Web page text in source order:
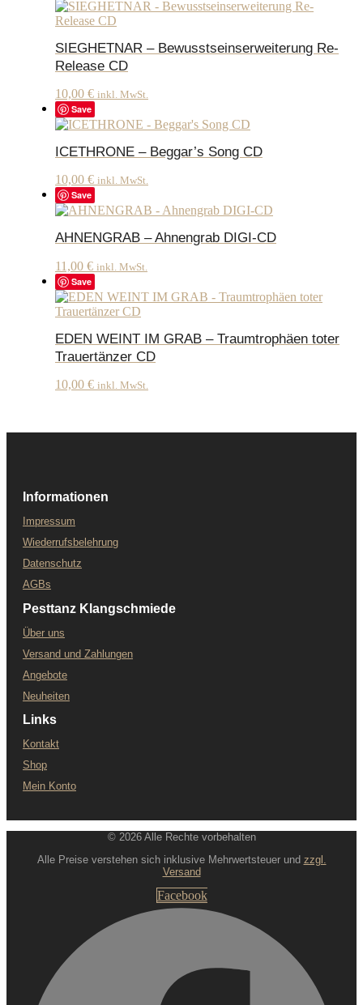
SIEGHETNAR – Bewusstseinserweiterung Re-
Release CD
10,00 € inkl. MwSt.
Save
ICETHRONE – Beggar’s Song CD
10,00 € inkl. MwSt.
Save
AHNENGRAB – Ahnengrab DIGI-CD
11,00 € inkl. MwSt.
Save
EDEN WEINT IM GRAB – Traumtrophäen toter
Trauertänzer CD
10,00 € inkl. MwSt.
Informationen
Impressum
Wiederrufsbelehrung
Datenschutz
AGBs
Pesttanz Klangschmiede
Über uns
Versand und Zahlungen
Angebote
Neuheiten
Links
Kontakt
Shop
Mein Konto
© 2026 Alle Rechte vorbehalten
Alle Preise verstehen sich inklusive Mehrwertsteuer und zzgl.
Versand
Facebook